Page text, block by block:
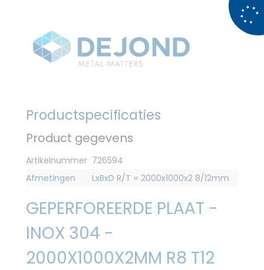
Productspecificaties
Product gegevens
Artikelnummer 726594
Afmetingen
LxBxD R/T = 2000x1000x2 8/12mm
GEPERFOREERDE PLAAT -
INOX 304 -
2000X1000X2MM R8 T12